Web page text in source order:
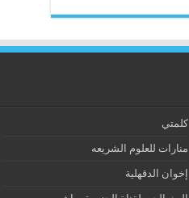
كلمتي
منارات للعلوم الشريعه
إخوان الدقهلية